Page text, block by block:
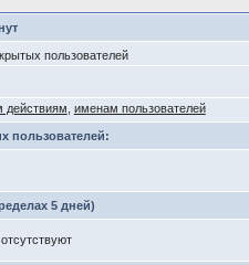
пользователей
действиям именам пользователей
пользователей:
5 дней)